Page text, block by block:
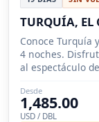
TURQUÍA, EL
Conoce Turquía
4 noches.
al espectáculo
Desde
1,485.00
USD / DBL